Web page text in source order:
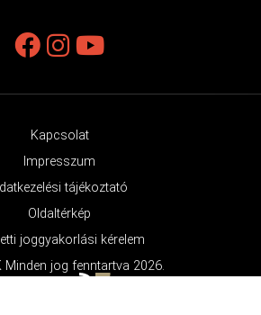
Kapcsolat
Impresszum
tájékoztató
Oldaltérkép
joggyakorlási kérelem
Minden jog fenntartva 2026.